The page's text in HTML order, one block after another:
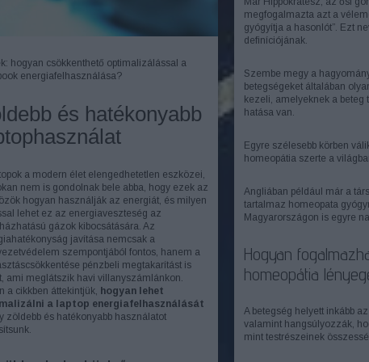
megfogalmazta azt a
gyógyítja a hasonlót”. Ezt
definíciójának.
Szembe megy a
betegségeket általában
kezeli, amelyeknek a beteg
hatása van.
Egyre szélesebb körben
homeopátia szerte a
Angliában például már a
tartalmaz homeopata
Magyarországon is egyre
Hogyan
homeopátia
A betegség helyett inkább
valamint hangsúlyozzák,
mint testrészeinek
hogyan csökkenthető optimalizálással a
energiafelhasználása?
és hatékonyabb
a modern élet elengedhetetlen eszközei,
nem is gondolnak bele abba, hogy ezek az
hogyan használják az energiát, és milyen
lehet ez az energiaveszteség az
gázok kibocsátására. Az
javítása nemcsak a
szempontjából fontos, hanem a
pénzbeli megtakarítást is
ami meglátszik havi villanyszámlánkon.
a cikkben áttekintjük, hogyan lehet
a laptop energiafelhasználását
zöldebb és hatékonyabb használatot